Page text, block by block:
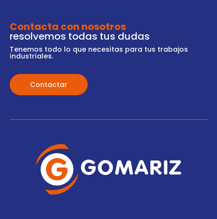
Contacta con nosotros
resolvemos todas tus dudas
Tenemos todo lo que necesitas para tus trabajos
industriales.
Contactar